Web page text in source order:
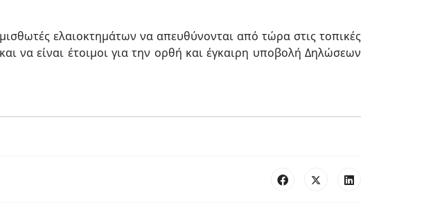
ελαιοκτημάτων να απευθύνονται από τώρα στις τοπικές
να είναι έτοιμοι για την ορθή και έγκαιρη υποβολή Δηλώσεων